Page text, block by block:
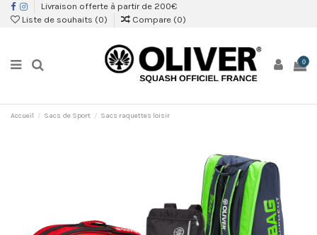
Livraison offerte à partir de 200€
Liste de souhaits (0) Compare (0)
0
Accueil Sacs de Sport Sacs raquettes loisir